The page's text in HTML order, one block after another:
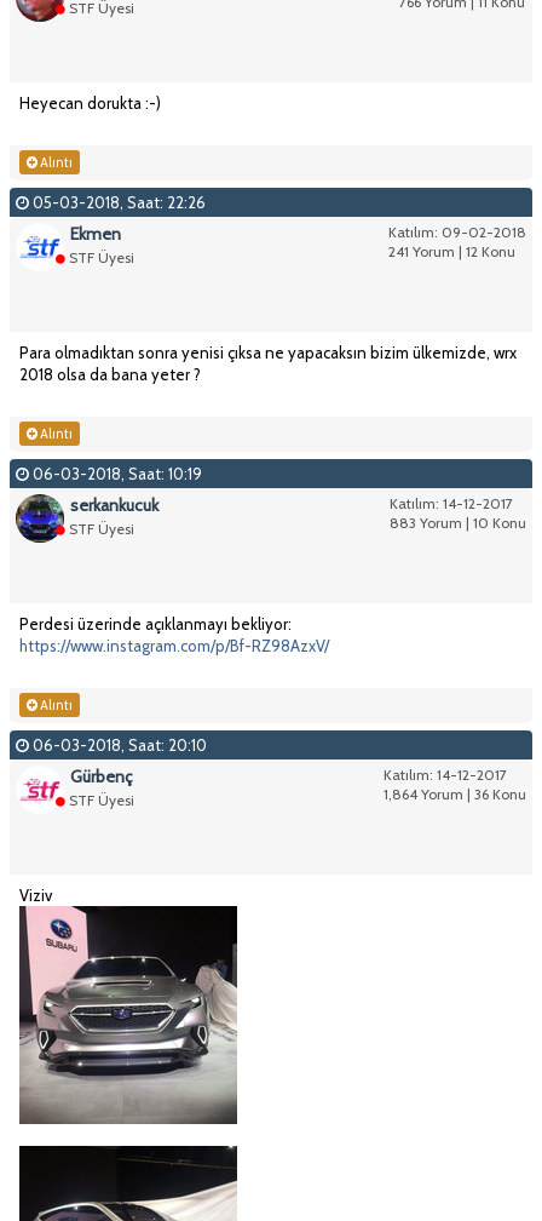
STF Üyesi
Heyecan dorukta :-)
Alıntı
05-03-2018, Saat: 22:26
Katılım: 09-02-2018
241 Yorum | 12 Konu
Ekmen
STF Üyesi
Para olmadıktan sonra yenisi çıksa ne yapacaksın bizim ülkemizde, wrx
2018 olsa da bana yeter ?
Alıntı
06-03-2018, Saat: 10:19
Katılım: 14-12-2017
883 Yorum | 10 Konu
serkankucuk
STF Üyesi
Perdesi üzerinde açıklanmayı bekliyor:
https://www.instagram.com/p/Bf-RZ98AzxV/
Alıntı
06-03-2018, Saat: 20:10
Katılım: 14-12-2017
1,864 Yorum | 36 Konu
Gürbenç
STF Üyesi
Viziv